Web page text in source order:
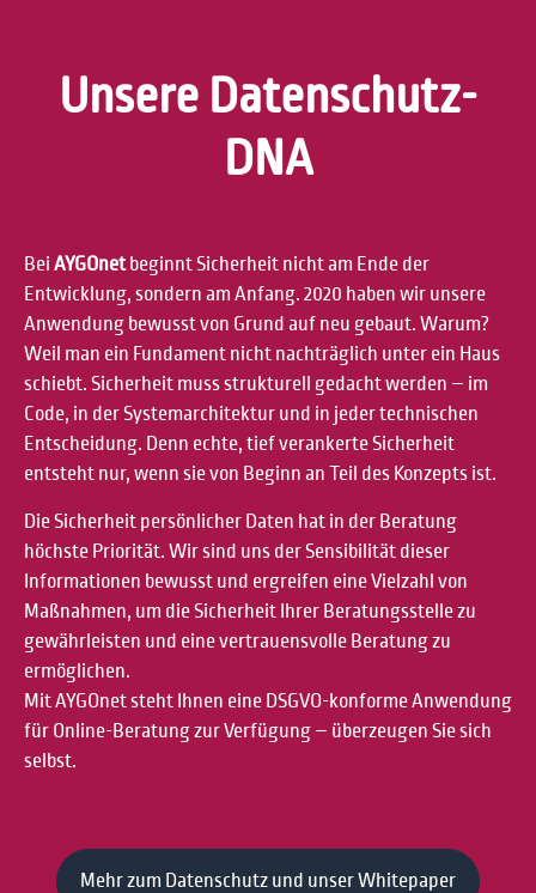
Unsere Datenschutz-
DNA
Bei AYGOnetbeginnt Sicherheit nicht am Ende der
Entwicklung, sondern am Anfang. 2020 haben wir unsere
Anwendung bewusst von Grund auf neu gebaut. Warum?
Weil man ein Fundament nicht nachträglich unter ein Haus
schiebt. Sicherheit muss strukturell gedacht werden – im
Code, in der Systemarchitektur und in jeder technischen
Entscheidung. Denn echte, tief verankerte Sicherheit
entsteht nur, wenn sie von Beginn an Teil des Konzepts ist.
Die Sicherheit persönlicher Daten hat in der Beratung
höchste Priorität. Wir sind uns der Sensibilität dieser
Informationen bewusst und ergreifen eine Vielzahl von
Maßnahmen, um die Sicherheit Ihrer Beratungsstelle zu
gewährleisten und eine vertrauensvolle Beratung zu
ermöglichen.
Mit AYGOnet steht Ihnen eine DSGVO-konforme Anwendung
für Online-Beratung zur Verfügung – überzeugen Sie sich
selbst.
Mehr zum Datenschutz und unser Whitepaper